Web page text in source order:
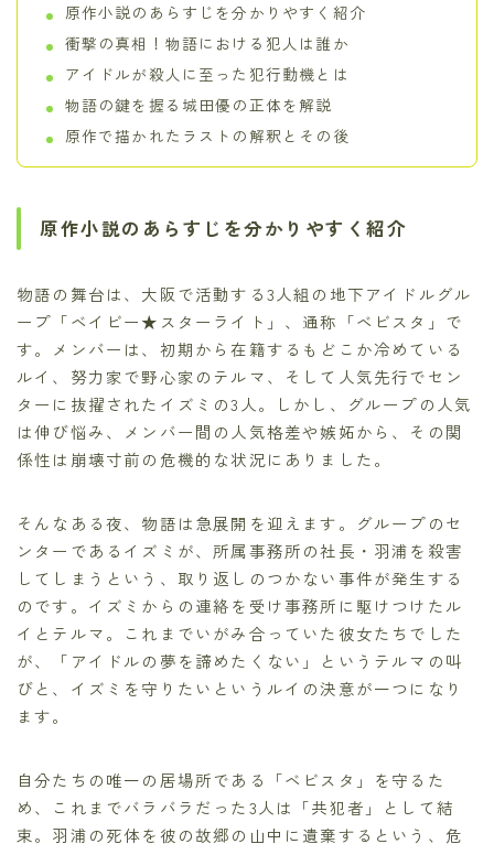
原作小説のあらすじを分かりやすく紹介
衝撃の真相！物語における犯人は誰か
アイドルが殺人に至った犯行動機とは
物語の鍵を握る城田優の正体を解説
原作で描かれたラストの解釈とその後
原作小説のあらすじを分かりやすく紹介
物語の舞台は、大阪で活動する3人組の地下アイドルグル
ープ「ベイビー★スターライト」、通称「ベビスタ」で
す。メンバーは、初期から在籍するもどこか冷めている
ルイ、努力家で野心家のテルマ、そして人気先行でセン
ターに抜擢されたイズミの3人。しかし、グループの人気
は伸び悩み、メンバー間の人気格差や嫉妬から、その関
係性は崩壊寸前の危機的な状況にありました。
そんなある夜、物語は急展開を迎えます。グループのセ
ンターであるイズミが、所属事務所の社長・羽浦を殺害
してしまうという、取り返しのつかない事件が発生する
のです。イズミからの連絡を受け事務所に駆けつけたル
イとテルマ。これまでいがみ合っていた彼女たちでした
が、「アイドルの夢を諦めたくない」というテルマの叫
びと、イズミを守りたいというルイの決意が一つになり
ます。
自分たちの唯一の居場所である「ベビスタ」を守るた
め、これまでバラバラだった3人は「共犯者」として結
束。羽浦の死体を彼の故郷の山中に遺棄するという、危